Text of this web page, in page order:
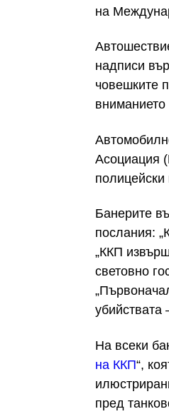
на
надписи
човешките
Асоциация
Банерите
послания:
„ККП
световно
убийствата
На всеки
на ККП“,
пред